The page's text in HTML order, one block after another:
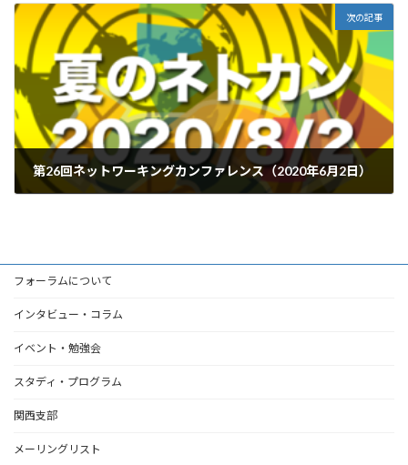
次の記事
第26回ネットワーキングカンファレンス（2020年6月2日）
フォーラムについて
インタビュー・コラム
イベント・勉強会
スタディ・プログラム
関西支部
メーリングリスト